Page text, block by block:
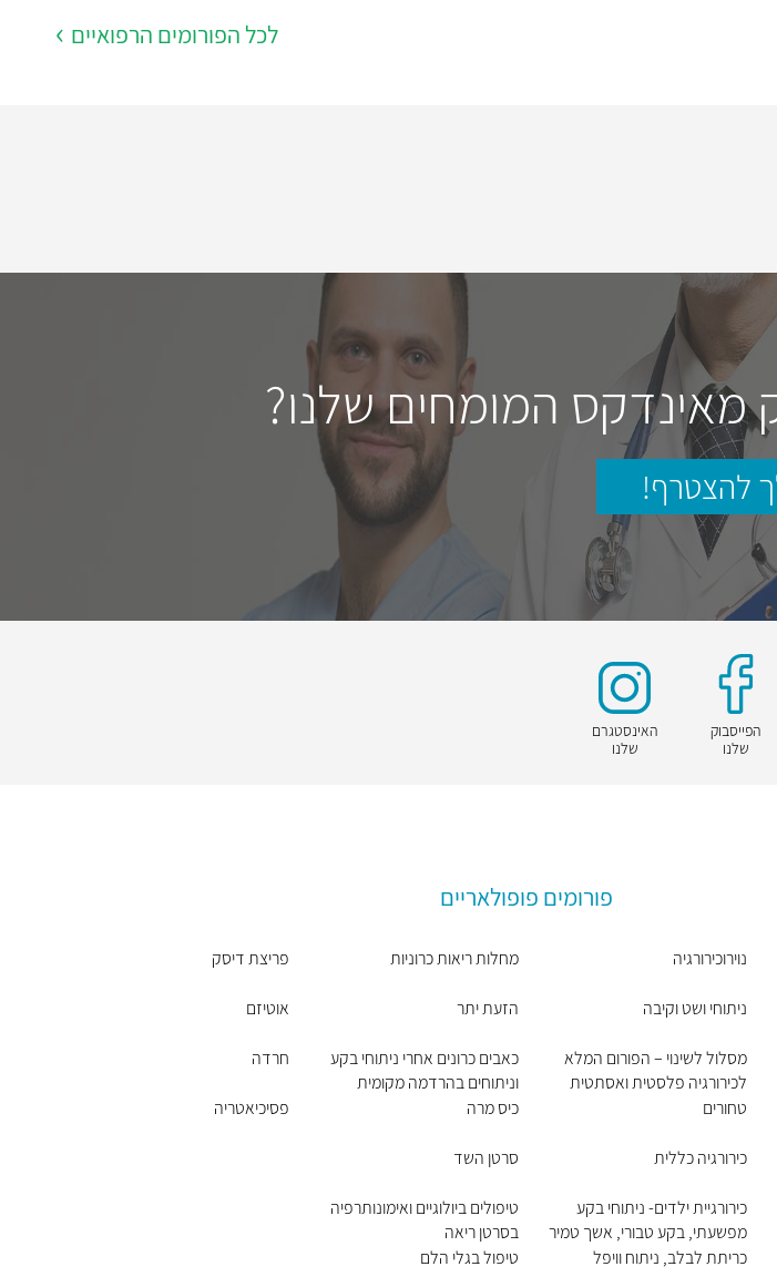
לכל הפורומים הרפואיים
מאינדקס המומחים שלנו?
להצטרף!
הפייסבוק
שלנו
האינסטגרם
שלנו
פורומים פופולאריים
נוירוכירורגיה
ניתוחי ושט וקיבה
מסלול לשינוי – הפורום המלא
לכירורגיה פלסטית ואסתטית
טחורים
כירורגיה כללית
כירורגיית ילדים- ניתוחי בקע
מפשעתי, בקע טבורי, אשך טמיר
כריתת לבלב, ניתוח וויפל
מחלות ריאות כרוניות
הזעת יתר
כאבים כרונים אחרי ניתוחי בקע
וניתוחים בהרדמה מקומית
כיס מרה
סרטן השד
טיפולים ביולוגיים ואימונותרפיה
בסרטן ריאה
טיפול בגלי הלם
פריצת דיסק
אוטיזם
חרדה
פסיכיאטריה